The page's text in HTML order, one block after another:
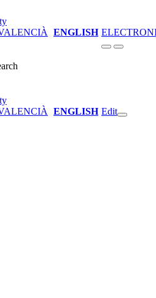
ENGLISH
ENGLISH Edit